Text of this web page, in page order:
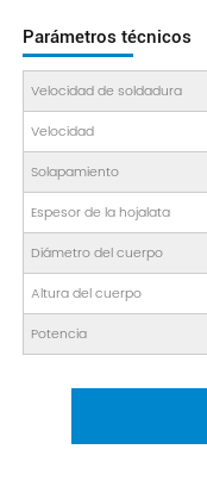
Parámetros técnicos
Velocidad de soldadura
Velocidad
Solapamiento
Espesor de la hojalata
Diámetro del cuerpo
Altura del cuerpo
Potencia